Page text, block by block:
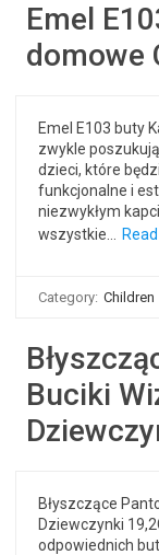
Emel
domowe
Emel E103 buty
zwykle
dzieci, które
funkcjonalne i
niezwykłym
wszystkie…
Category: Children
Buciki
Błyszczące
Dziewczynki
odpowiednich